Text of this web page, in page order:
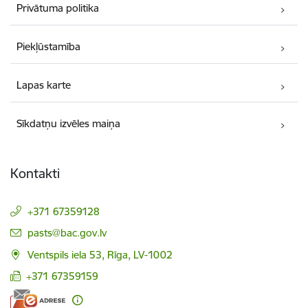
Privātuma politika
Piekļūstamība
Lapas karte
Sīkdatņu izvēles maiņa
Kontakti
+371 67359128
E-pasts:
pasts@bac.gov.lv
Ventspils iela 53, Rīga, LV-1002
+371 67359159